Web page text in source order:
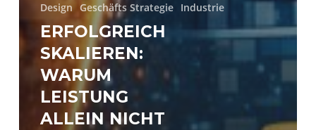
Design Geschäfts Strategie Industrie
ERFOLGREICH
SKALIEREN:
WARUM
LEISTUNG
ALLEIN NICHT